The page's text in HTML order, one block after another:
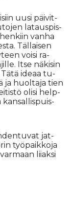
uu­si päi­vit­
la­taus­pis­
van­ha
Täl­lai­sen
voi­si ra­
It­se nä­ki­sin
ide­aa tu­
ja huol­ta­ja tien
oli­si help­
kan­sal­lis­puis­
jat­
työ­paik­ko­ja
lii­ak­si